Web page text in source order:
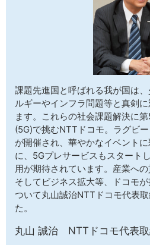
課題先進国と呼ばれる我が国は
ルギーやインフラ問題等と真剣
ます。これらの社会課題解決に
(5G)で挑むNTTドコモ。ラグビ
が開催され、華やかなイベント
に、5Gプレサービスもスタート
用が期待されています。産業への
そしてビジネス拡大等、ドコモ
ついて丸山誠治NTTドコモ代表
た。
丸山 誠治 NTTドコモ代表